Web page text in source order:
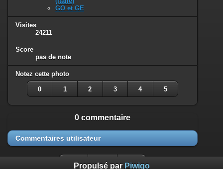
GO et GE
Visites
24211
Score
pas de note
Notez cette photo
0 1 2 3 4 5
0 commentaire
Commentaires utilisateur
Propulsé par Piwigo